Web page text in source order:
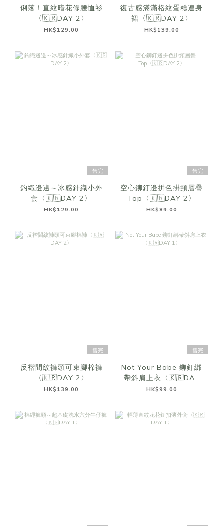
俐落！直紋暗花修腰恤衫
〈🇰🇷DAY 2〉
HK$129.00
復古感滿滿格紋蛋糕連身
裙〈🇰🇷DAY 2〉
HK$139.00
售完
鈎織邊邊～冰感針織小外
套〈🇰🇷DAY 2〉
HK$129.00
售完
空心鉚釘邊拼色掛頸層疊
Top〈🇰🇷DAY 2〉
HK$89.00
售完
反褶間紋褲頭可束腳棉褲
〈🇰🇷DAY 2〉
HK$139.00
售完
Not Your Babe 鉚釘綁
帶斜肩上衣〈🇰🇷DAY
1〉
HK$99.00